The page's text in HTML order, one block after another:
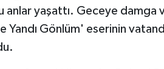
yaşattı. Geceye damga
Yandı Gönlüm' eserinin